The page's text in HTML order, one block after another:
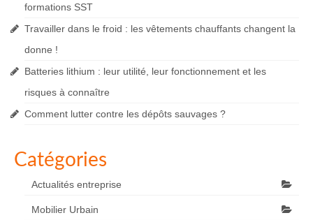
formations SST
Travailler dans le froid : les vêtements chauffants changent la
donne !
Batteries lithium : leur utilité, leur fonctionnement et les
risques à connaître
Comment lutter contre les dépôts sauvages ?
Catégories
Actualités entreprise
Mobilier Urbain